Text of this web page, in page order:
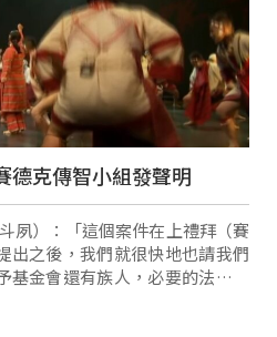
德克傳智小組發聲明
）：「這個案件在上禮拜（賽
出之後，我們就很快地也請我們
金會還有族人，必要的法律的
清 …